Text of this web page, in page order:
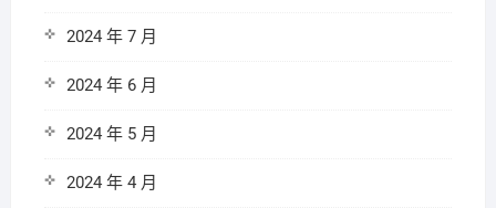
2024 年 7 月
2024 年 6 月
2024 年 5 月
2024 年 4 月